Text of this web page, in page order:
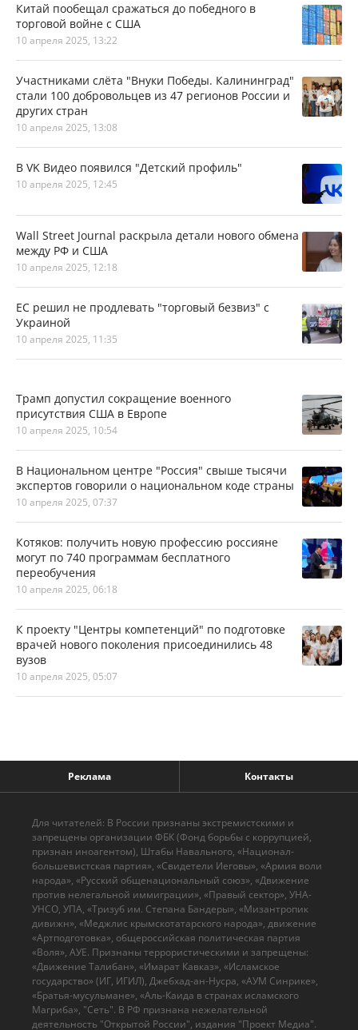
Китай пообещал сражаться до победного в
торговой войне с США
10 апреля 2025, 13:22
Участниками слёта "Внуки Победы. Калининград"
стали 100 добровольцев из 47 регионов России и
других стран
10 апреля 2025, 13:08
В VK Видео появился "Детский профиль"
10 апреля 2025, 12:45
Wall Street Journal раскрыла детали нового обмена
между РФ и США
10 апреля 2025, 12:18
ЕС решил не продлевать "торговый безвиз" с
Украиной
10 апреля 2025, 11:35
Трамп допустил сокращение военного
присутствия США в Европе
10 апреля 2025, 10:54
В Национальном центре "Россия" свыше тысячи
экспертов говорили о национальном коде страны
10 апреля 2025, 07:37
Котяков: получить новую профессию россияне
могут по 740 программам бесплатного
переобучения
10 апреля 2025, 06:18
К проекту "Центры компетенций" по подготовке
врачей нового поколения присоединились 48
вузов
10 апреля 2025, 05:07
Реклама Контакты
Для читателей: В России признаны экстремистскими и
запрещены организации ФБК (Фонд борьбы с коррупцией,
признан иноагентом), Штабы Навального, «Национал-
большевистская партия», «Свидетели Иеговы», «Армия воли
народа», «Русский общенациональный союз», «Движение
против нелегальной иммиграции», «Правый сектор», УНА-
УНСО, УПА, «Тризуб им. Степана Бандеры», «Мизантропик
дивижн», «Меджлис крымскотатарского народа», движение
«Артподготовка», общероссийская политическая партия
«Воля», АУЕ. Признаны террористическими и запрещены:
«Движение Талибан», «Имарат Кавказ», «Исламское
государство» (ИГ, ИГИЛ), Джебхад-ан-Нусра, «АУМ Синрике»,
«Братья-мусульмане», «Аль-Каида в странах исламского
Магриба», "Сеть". В РФ признана нежелательной
деятельность "Открытой России", издания "Проект Медиа".